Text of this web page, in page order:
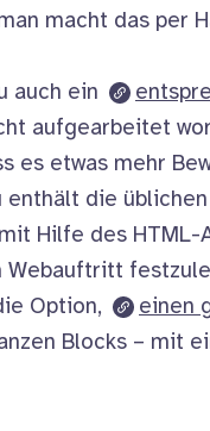
macht das per
auch ein
aufgearbeitet
es etwas mehr
die
Hilfe des HTML-
Webauftritt
Option,
einen
Blocks – mit